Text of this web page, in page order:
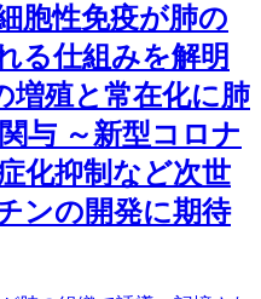
胞性免疫が肺の
る仕組みを解明
増殖と常在化に肺
与 ～新型コロナ
化抑制など次世
ンの開発に期待